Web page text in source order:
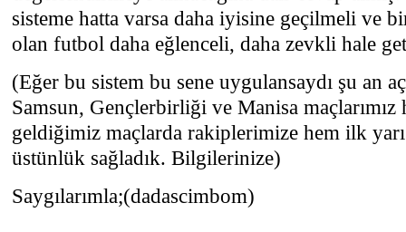
sisteme hatta varsa daha iyisine geçilmeli ve
olan futbol daha eğlenceli, daha zevkli hale
(Eğer bu sistem bu sene uygulansaydı şu an
Samsun, Gençlerbirliği ve Manisa
geldiğimiz maçlarda rakiplerimize hem ilk
üstünlük sağladık. Bilgilerinize)
Saygılarımla;(dadascimbom)